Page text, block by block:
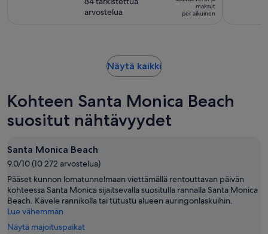
on
2
10,
arvostelua
89 €
per
maksut
per aikuinen
Näytä kaikkiAukeaa
Kohteen Santa Monica Beach
suositut nähtävyydet
Santa Monica Beach
9.0/10 (10 272 arvostelua)
Pääset kunnon lomatunnelmaan viettämällä rentouttavan päivän
kohteessa Santa Monica sijaitsevalla suositulla rannalla Santa Monica
Beach. Kävele rannikolla tai tutustu alueen auringonlaskuihin.
Lue vähemmän
Näytä majoituspaikat